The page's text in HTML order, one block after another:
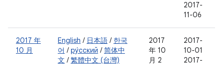
2017-
11-06
2017 年
10 月
English / 日本語 / 한국
어 /ру́сский /简体中
文 /繁體中文 (台灣)
2017
年 10
月 2
2017-
10-01
2017-